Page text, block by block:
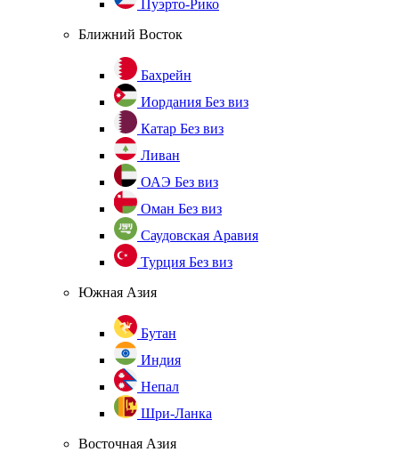
Пуэрто-Рико
Ближний Восток
Бахрейн
Иордания Без виз
Катар Без виз
Ливан
ОАЭ Без виз
Оман Без виз
Саудовская Аравия
Турция Без виз
Южная Азия
Бутан
Индия
Непал
Шри-Ланка
Восточная Азия